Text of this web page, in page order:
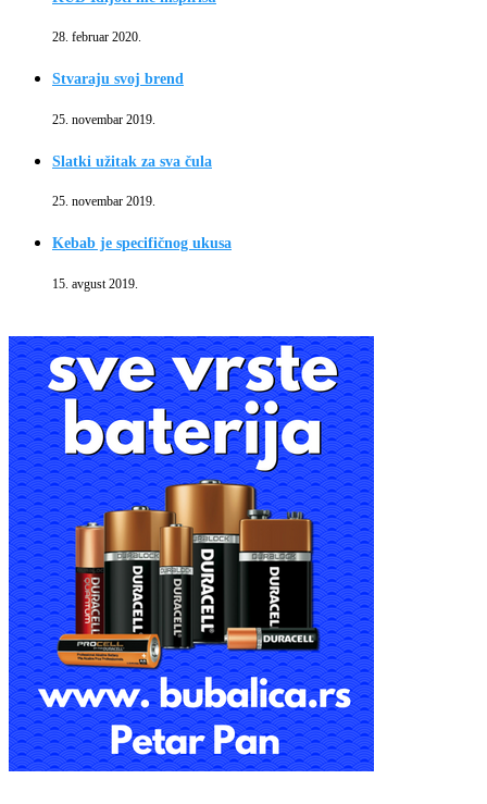
28. februar 2020.
Stvaraju svoj brend
25. novembar 2019.
Slatki užitak za sva čula
25. novembar 2019.
Kebab je specifičnog ukusa
15. avgust 2019.